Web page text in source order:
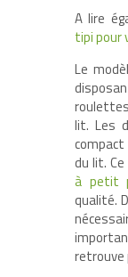
A lire
tipi pour
Le
lit. Les
du lit.
à petit
qualité.
retrouve